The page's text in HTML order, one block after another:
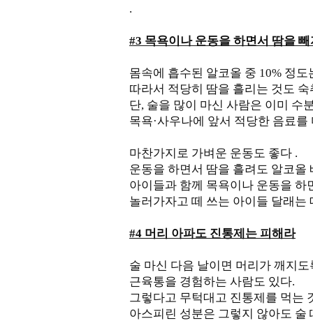
.
#3 목욕이나 운동을 하면서 땀을 빼
몸속에 흡수된 알코올 중 10% 정
따라서 적당히 땀을 흘리는 것도
단, 술을 많이 마신 사람은 이미 수
목욕·사우나에 앞서 적당한 음료
마찬가지로 가벼운 운동도 좋다 .
운동을 하면서 땀을 흘려도 알코올
아이들과 함께 목욕이나 운동을 하
놀러가자고 떼 쓰는 아이들 달래는
#4 머리 아파도 진통제는 피해라
술 마신 다음 날이면 머리가 깨지
근육통을 경험하는 사람도 있다.
그렇다고 무턱대고 진통제를 먹는
아스피린 성분은 그렇지 않아도